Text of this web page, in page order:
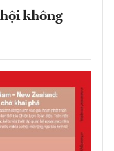
không